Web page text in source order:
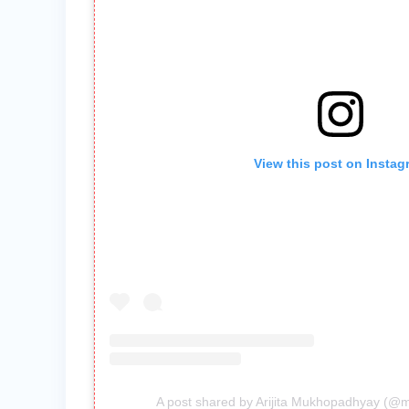
View this post on
A post shared by Arijita Mukhopadhyay